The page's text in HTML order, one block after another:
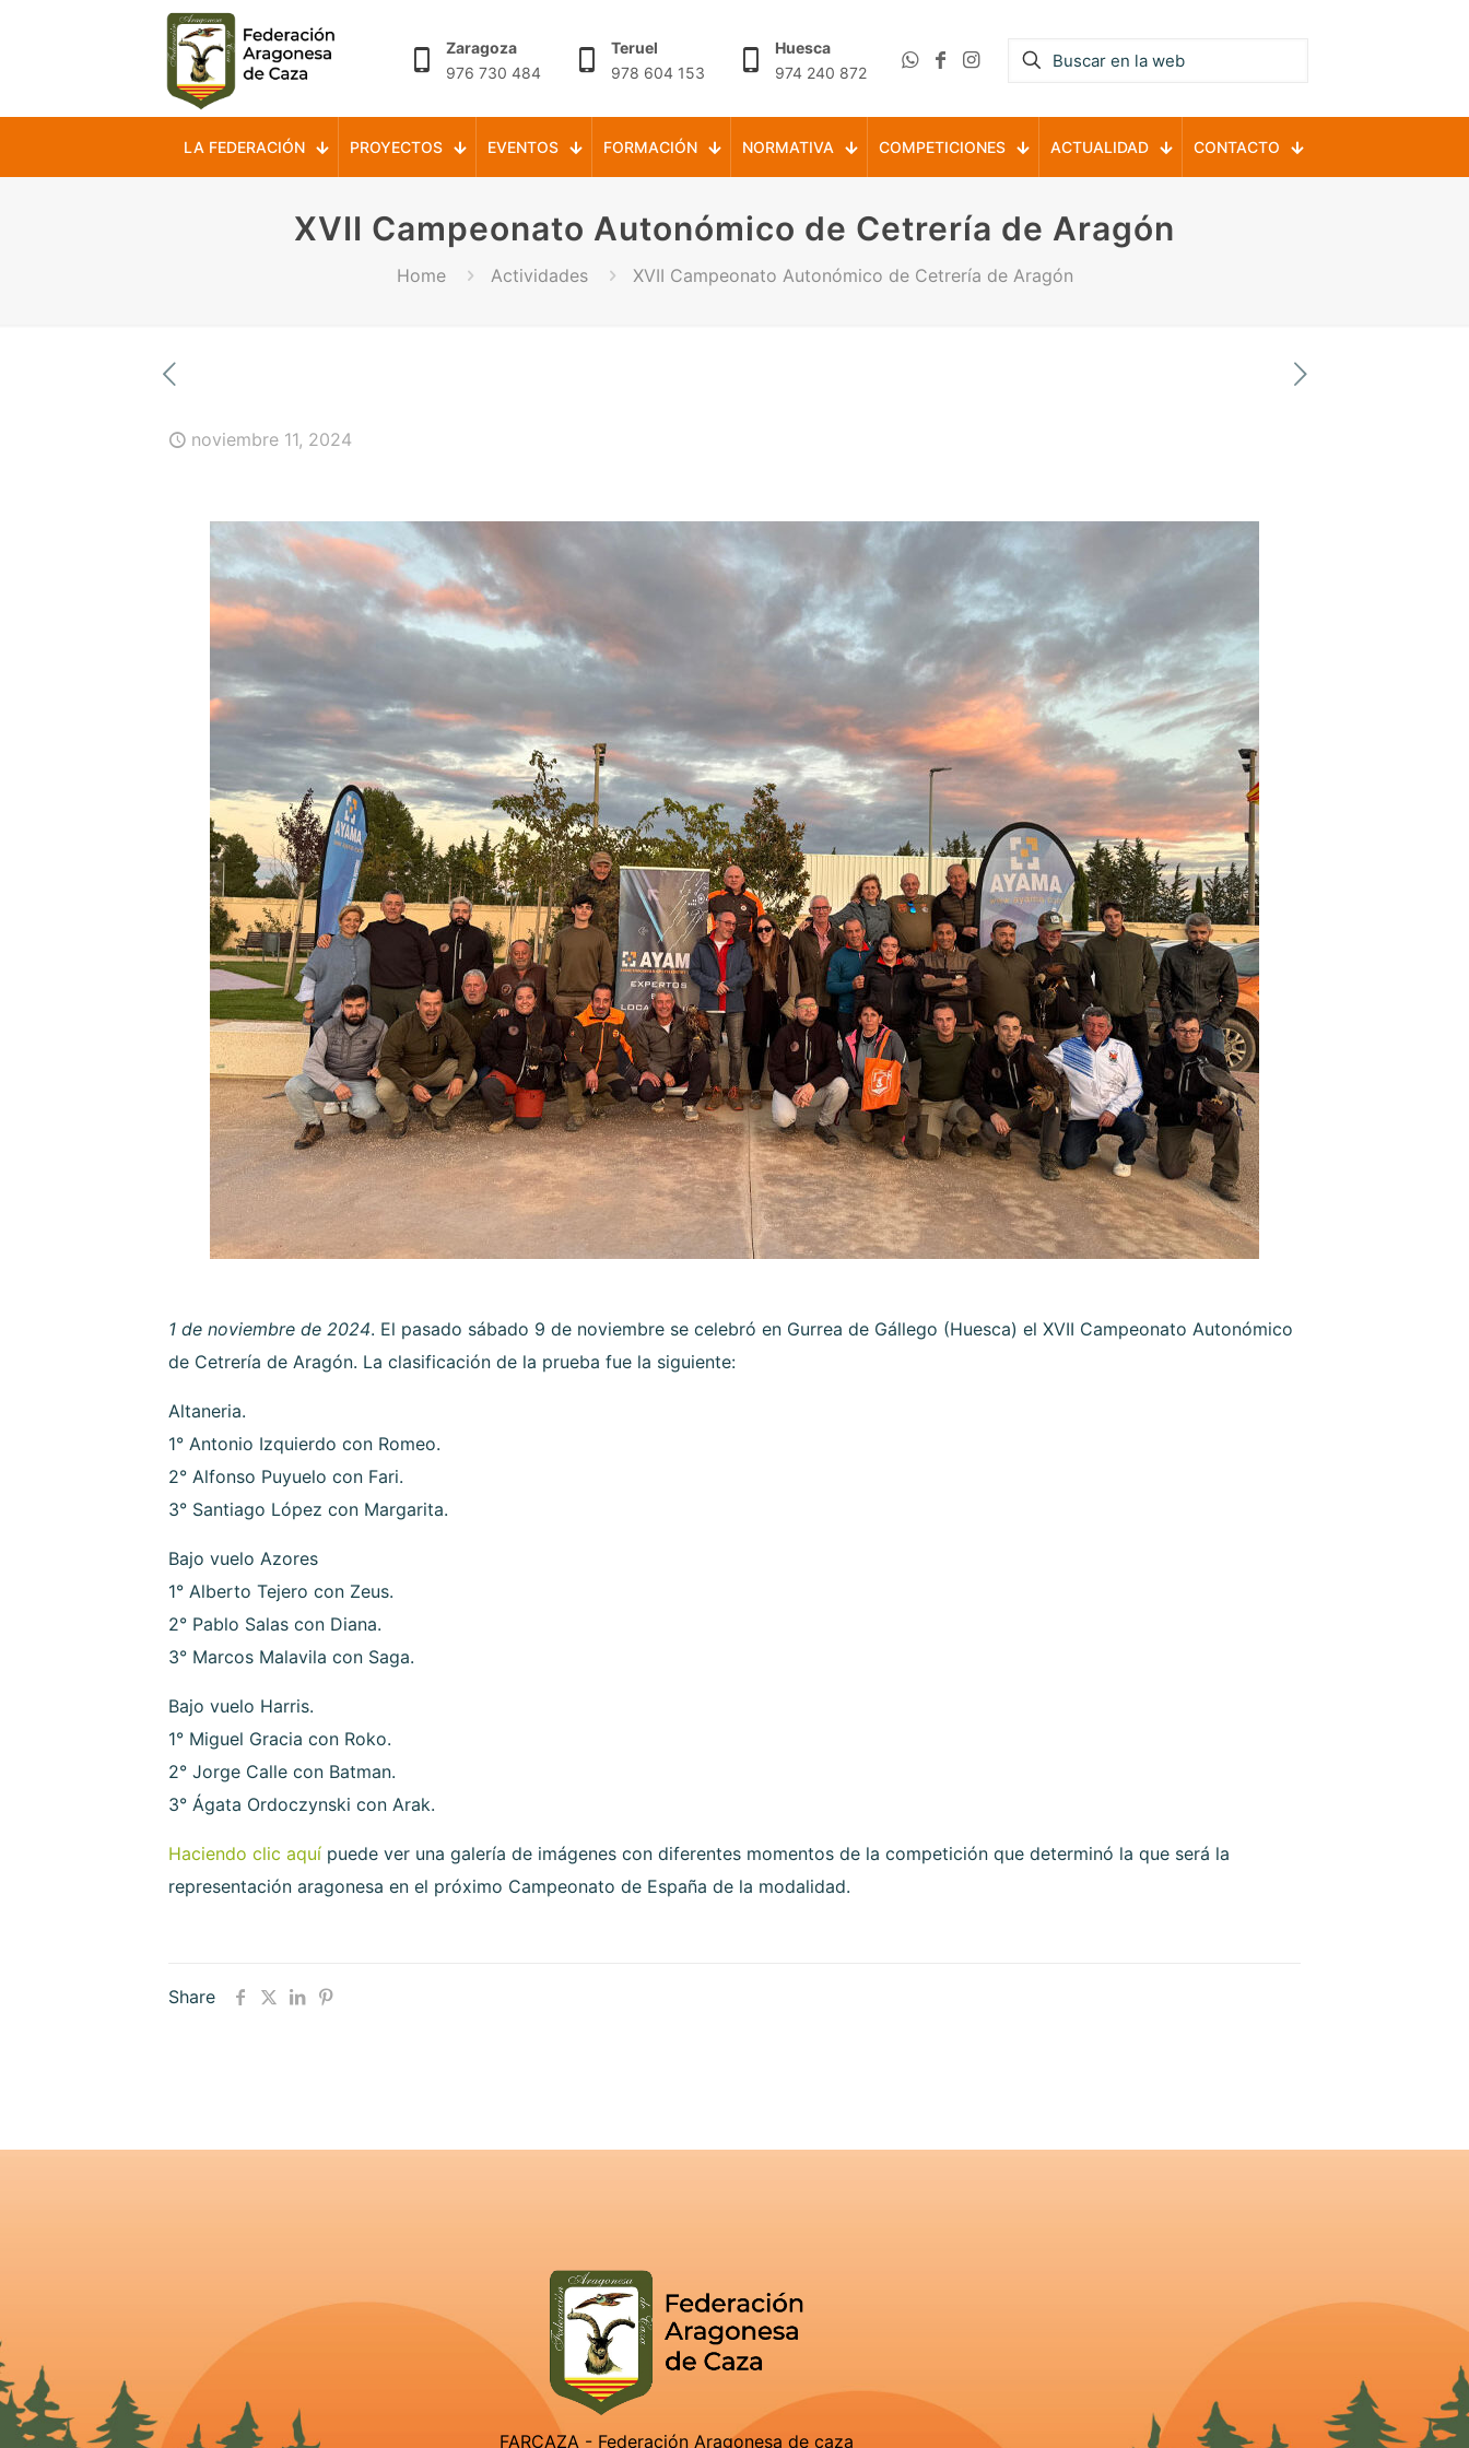
Zaragoza
976 730 484
Teruel
978 604 153
Huesca
974 240 872
LA FEDERACIÓN PROYECTOS EVENTOS FORMACIÓN NORMATIVA COMPETICIONES ACTUALIDAD CONTACTO
XVII Campeonato Autonómico de Cetrería de Aragón
Home Actividades XVII Campeonato Autonómico de Cetrería de Aragón
noviembre 11, 2024
1 de noviembre de 2024. El pasado sábado 9 de noviembre se celebró en Gurrea de Gállego (Huesca) el XVII Campeonato Autonómico
de Cetrería de Aragón. La clasificación de la prueba fue la siguiente:
Altaneria.
1° Antonio Izquierdo con Romeo.
2° Alfonso Puyuelo con Fari.
3° Santiago López con Margarita.
Bajo vuelo Azores
1° Alberto Tejero con Zeus.
2° Pablo Salas con Diana.
3° Marcos Malavila con Saga.
Bajo vuelo Harris.
1° Miguel Gracia con Roko.
2° Jorge Calle con Batman.
3° Ágata Ordoczynski con Arak.
Haciendo clic aquí puede ver una galería de imágenes con diferentes momentos de la competición que determinó la que será la
representación aragonesa en el próximo Campeonato de España de la modalidad.
Share
FARCAZA - Federación Aragonesa de caza